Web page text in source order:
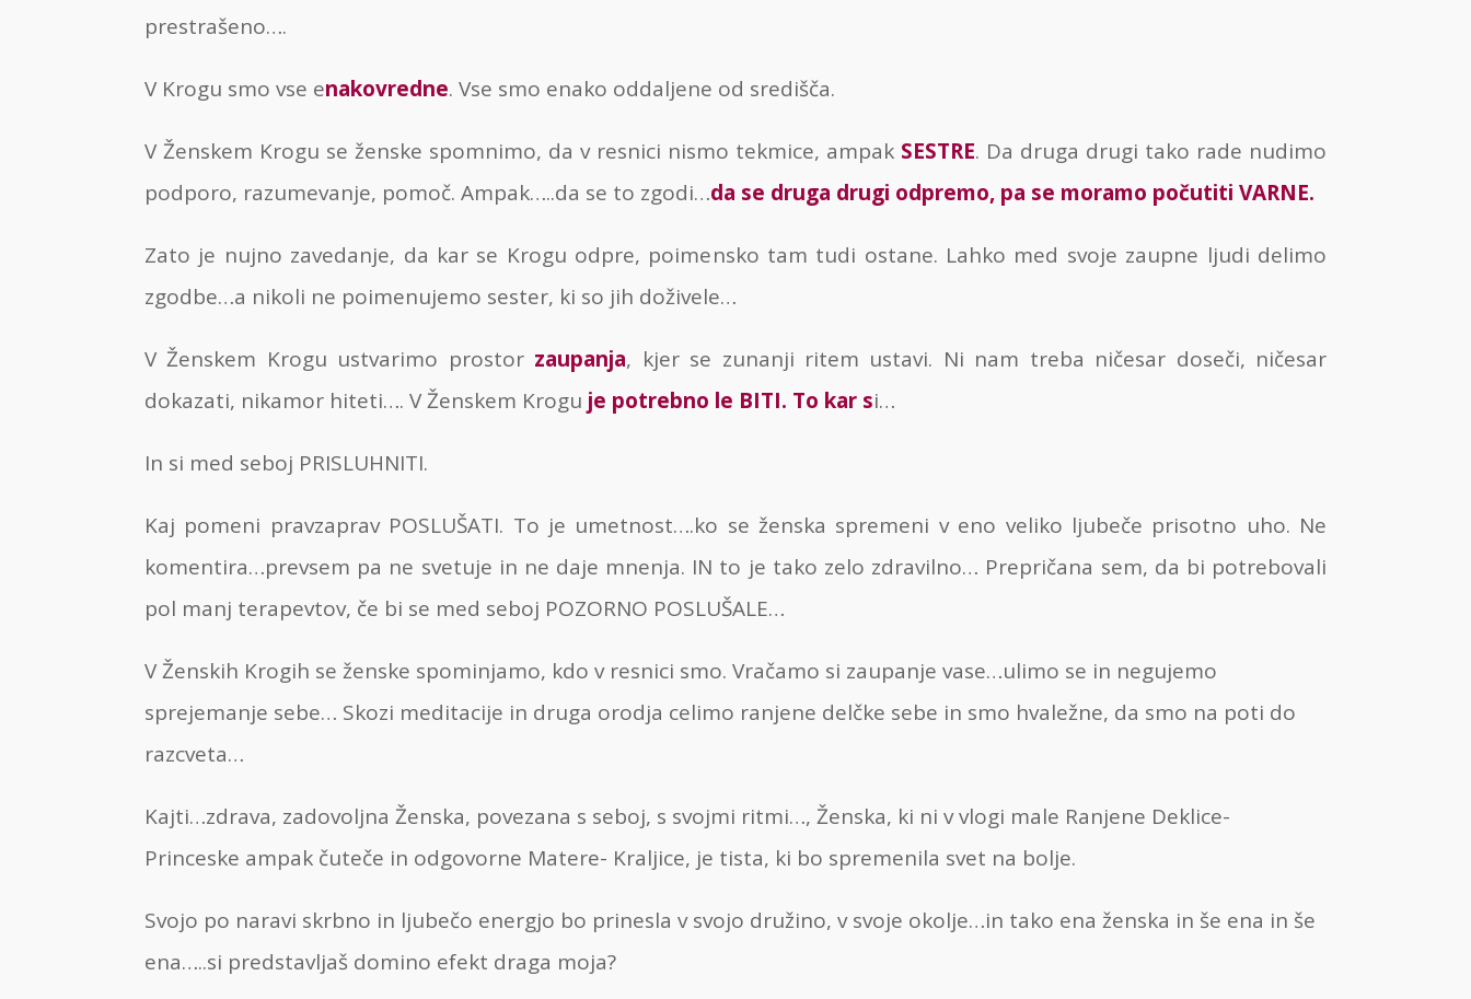
prestrašeno….
V Krogu smo vse enakovredne. Vse smo enako oddaljene od središča.
V Ženskem Krogu se ženske spomnimo, da v resnici nismo tekmice, ampak SESTRE. Da druga drugi tako rade nudimo
podporo, razumevanje, pomoč. Ampak…..da se to zgodi…da se druga drugi odpremo, pa se moramo počutiti VARNE.
Zato je nujno zavedanje, da kar se Krogu odpre, poimensko tam tudi ostane. Lahko med svoje zaupne ljudi delimo
zgodbe…a nikoli ne poimenujemo sester, ki so jih doživele…
V Ženskem Krogu ustvarimo prostor zaupanja, kjer se zunanji ritem ustavi. Ni nam treba ničesar doseči, ničesar
dokazati, nikamor hiteti…. V Ženskem Krogu je potrebno le BITI. To kar si…
In si med seboj PRISLUHNITI.
Kaj pomeni pravzaprav POSLUŠATI. To je umetnost….ko se ženska spremeni v eno veliko ljubeče prisotno uho. Ne
komentira…prevsem pa ne svetuje in ne daje mnenja. IN to je tako zelo zdravilno… Prepričana sem, da bi potrebovali
pol manj terapevtov, če bi se med seboj POZORNO POSLUŠALE…
V Ženskih Krogih se ženske spominjamo, kdo v resnici smo. Vračamo si zaupanje vase…ulimo se in negujemo
sprejemanje sebe… Skozi meditacije in druga orodja celimo ranjene delčke sebe in smo hvaležne, da smo na poti do
razcveta…
Kajti…zdrava, zadovoljna Ženska, povezana s seboj, s svojmi ritmi…, Ženska, ki ni v vlogi male Ranjene Deklice-
Princeske ampak čuteče in odgovorne Matere- Kraljice, je tista, ki bo spremenila svet na bolje.
Svojo po naravi skrbno in ljubečo energjo bo prinesla v svojo družino, v svoje okolje…in tako ena ženska in še ena in še
ena…..si predstavljaš domino efekt draga moja?